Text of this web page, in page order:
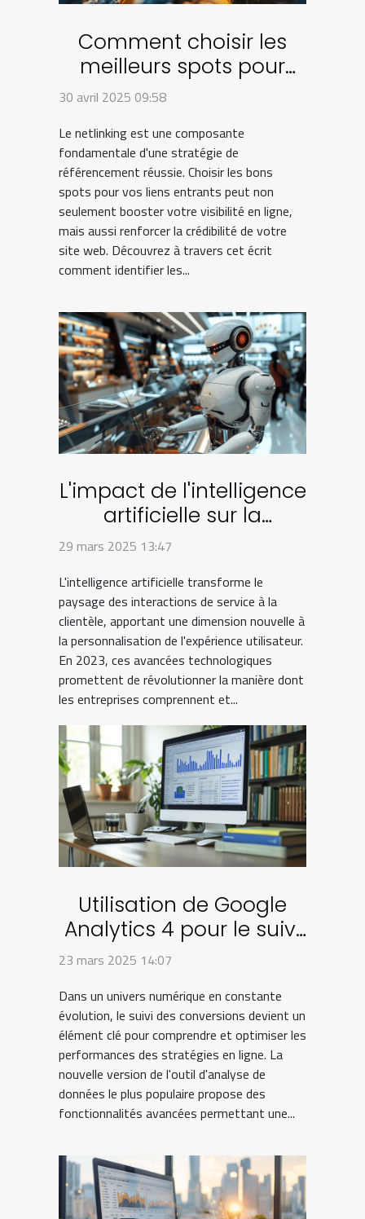
Comment choisir les
meilleurs spots pour
votre stratégie de
30 avril 2025 09:58
Le netlinking est une composante
fondamentale d'une stratégie de
référencement réussie. Choisir les bons
spots pour vos liens entrants peut non
seulement booster votre visibilité en ligne,
mais aussi renforcer la crédibilité de votre
site web. Découvrez à travers cet écrit
comment identifier les...
L'impact de l'intelligence
artificielle sur la
personnalisation de
2023
29 mars 2025 13:47
L'intelligence artificielle transforme le
paysage des interactions de service à la
clientèle, apportant une dimension nouvelle à
la personnalisation de l'expérience utilisateur.
En 2023, ces avancées technologiques
promettent de révolutionner la manière dont
les entreprises comprennent et...
Utilisation de Google
Analytics 4 pour le suivi
avancé des conversions
23 mars 2025 14:07
Dans un univers numérique en constante
évolution, le suivi des conversions devient un
élément clé pour comprendre et optimiser les
performances des stratégies en ligne. La
nouvelle version de l'outil d'analyse de
données le plus populaire propose des
fonctionnalités avancées permettant une...